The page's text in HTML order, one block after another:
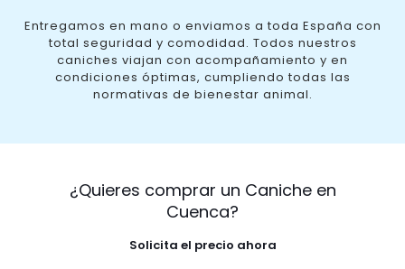
Entregamos en mano o enviamos a toda España con
total seguridad y comodidad. Todos nuestros
caniches viajan con acompañamiento y en
condiciones óptimas, cumpliendo todas las
normativas de bienestar animal.
¿Quieres comprar un Caniche en
Cuenca?
Solicita el precio ahora